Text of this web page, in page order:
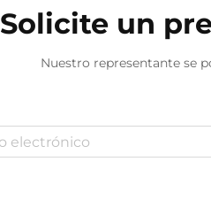
Solicite un
Nuestro representante se